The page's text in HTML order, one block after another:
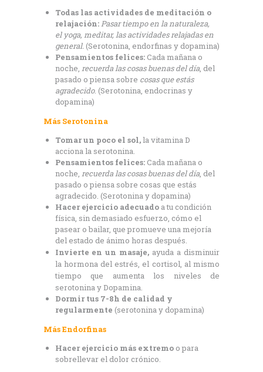
Todas las actividades de meditación o
relajación:Pasar tiempo en la naturaleza,
el yoga, meditar, las actividades relajadas en
general.(Serotonina, endorfinas y dopamina)
Pensamientos felices:Cada mañana o
noche, recuerda las cosas buenas del día, del
pasado o piensa sobre cosas que estás
agradecido. (Serotonina, endocrinas y
dopamina)
Más Serotonina
Tomar un poco el sol,la vitamina D
acciona la serotonina.
Pensamientos felices:Cada mañana o
noche, recuerda las cosas buenas del día, del
pasado o piensa sobre cosas que estás
agradecido. (Serotonina y dopamina)
Hacer ejercicio adecuadoa tu condición
física, sin demasiado esfuerzo, cómo el
pasear o bailar, que promueve una mejoría
del estado de ánimo horas después.
Invierte en un masaje, ayuda a disminuir
la hormona del estrés, el cortisol, al mismo
tiempo que aumenta los niveles de
serotonina y Dopamina.
Dormir tus 7-8h de calidad y
regularmente (serotonina y dopamina)
Más Endorfinas
Hacer ejercicio más extremoo para
sobrellevar el dolor crónico.